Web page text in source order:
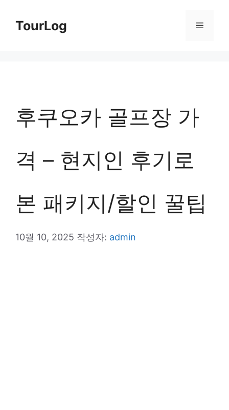
TourLog 메
후쿠오카 골프장 가
격 – 현지인 후기로
본 패키지/할인 꿀팁
10월 10, 2025 작성자: admin